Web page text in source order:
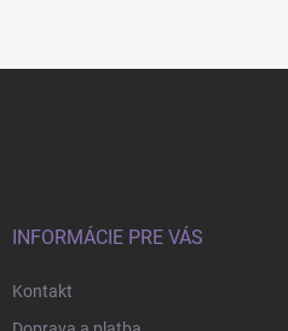
INFORMÁCIE PRE VÁS
Kontakt